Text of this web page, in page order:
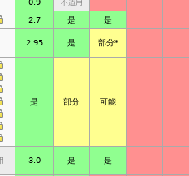
不适用
2.7 是
是
2.95 是 部分*
是 部分 可能
3.0 是 是